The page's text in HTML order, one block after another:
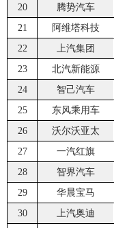
20
腾势汽车
21
阿维塔科技
22
上汽集团
23
北汽新能源
24
智己汽车
25
东风乘用车
26
沃尔沃亚太
27
一汽红旗
28
智界汽车
29
华晨宝马
30
上汽奥迪